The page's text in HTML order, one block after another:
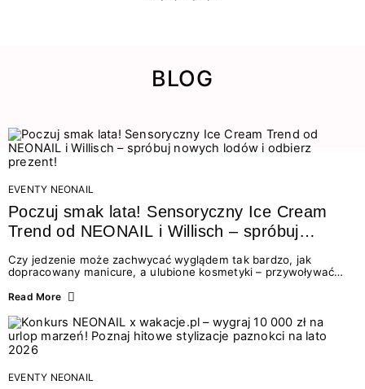
BLOG
EVENTY NEONAIL
Poczuj smak lata! Sensoryczny Ice Cream
Trend od NEONAIL i Willisch – spróbuj
nowych lodów i odbierz prezent!
Czy jedzenie może zachwycać wyglądem tak bardzo, jak
dopracowany manicure, a ulubione kosmetyki – przywoływać
świata beauty i oszałamiających deserów to coś więcej niż
zmysłami: przez soczysty kolor, aksamitną teksturę,
orzeźwiający zapach i słodki akcent na podniebieniu. Tego lata
NEONAIL łączy siły z marką Willisch, tworząc unikalny projekt
na styku jedzenia i piękna....
Read More
EVENTY NEONAIL